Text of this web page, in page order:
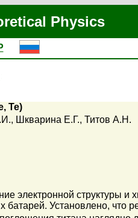
Physics
Te)
, Шкварина Е.Г., Титов А.Н.
электронной структуры и
Установлено, что